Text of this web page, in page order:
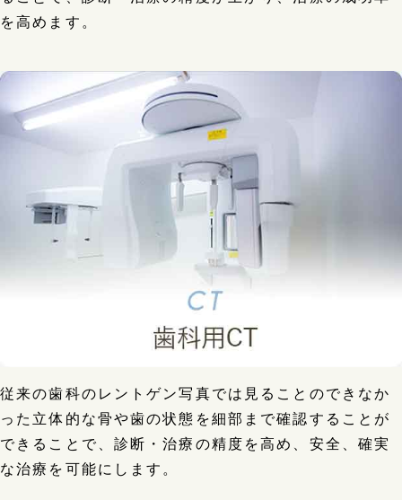
を高めます。
従来の歯科のレントゲン写真では見ることのできなか
った立体的な骨や歯の状態を細部まで確認することが
できることで、診断・治療の精度を高め、安全、確実
な治療を可能にします。